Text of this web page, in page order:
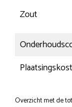
Zout
Overzicht met de